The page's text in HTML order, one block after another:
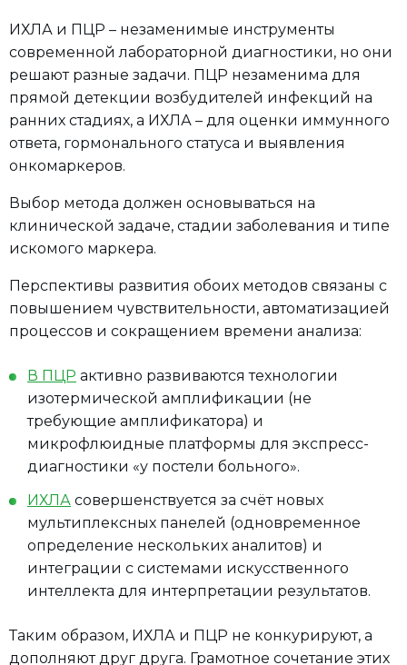
ИХЛА и ПЦР – незаменимые инструменты
современной лабораторной диагностики, но они
решают разные задачи. ПЦР незаменима для
прямой детекции возбудителей инфекций на
ранних стадиях, а ИХЛА – для оценки иммунного
ответа, гормонального статуса и выявления
онкомаркеров.
Выбор метода должен основываться на
клинической задаче, стадии заболевания и типе
искомого маркера.
Перспективы развития обоих методов связаны с
повышением чувствительности, автоматизацией
процессов и сокращением времени анализа:
В ПЦР активно развиваются технологии
изотермической амплификации (не
требующие амплификатора) и
микрофлюидные платформы для экспресс-
диагностики «у постели больного».
ИХЛА совершенствуется за счёт новых
мультиплексных панелей (одновременное
определение нескольких аналитов) и
интеграции с системами искусственного
интеллекта для интерпретации результатов.
Таким образом, ИХЛА и ПЦР не конкурируют, а
дополняют друг друга. Грамотное сочетание этих